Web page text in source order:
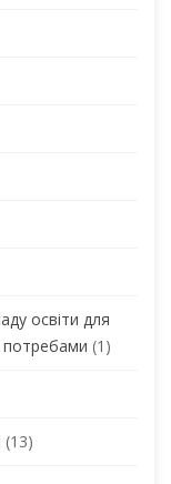
освіти для
потребами (1)
(13)